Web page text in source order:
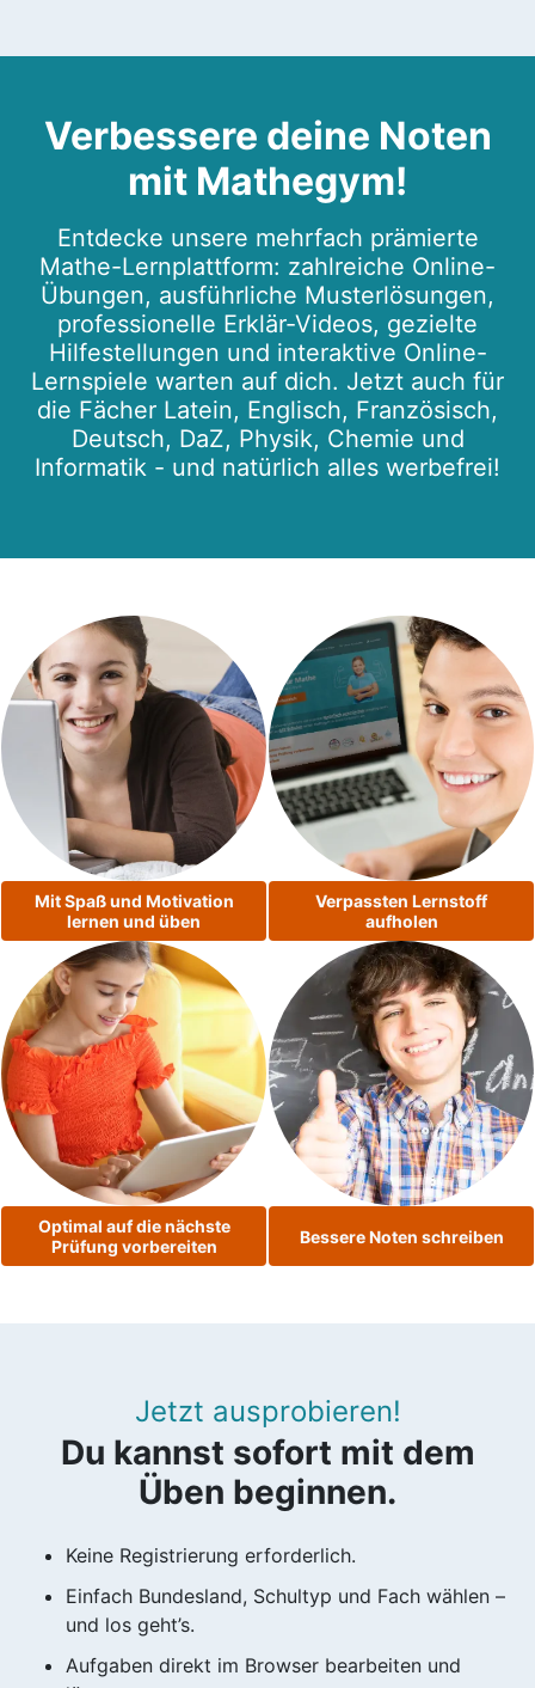
Verbessere deine Noten
mit Mathegym!
Entdecke unsere mehrfach prämierte
Mathe-Lernplattform: zahlreiche Online-
Übungen, ausführliche Musterlösungen,
professionelle Erklär-Videos, gezielte
Hilfestellungen und interaktive Online-
Lernspiele warten auf dich. Jetzt auch für
die Fächer Latein, Englisch, Französisch,
Deutsch, DaZ, Physik, Chemie und
Informatik - und natürlich alles werbefrei!
Mit Spaß und Motivation
lernen und üben
Verpassten Lernstoff
aufholen
Optimal auf die nächste
Prüfung vorbereiten
Bessere Noten schreiben
Jetzt ausprobieren!
Du kannst sofort mit dem
Üben beginnen.
Keine Registrierung erforderlich.
Einfach Bundesland, Schultyp und Fach wählen –
und los geht’s.
Aufgaben direkt im Browser bearbeiten und